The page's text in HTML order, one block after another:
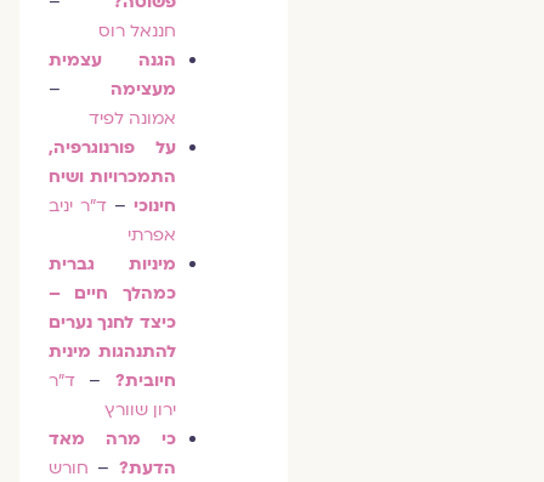
חננאל רוס
הגנה עצמית
מעצימה–
אמונה לפיד
על פורנוגרפיה,
התמכרויות ושיח
חינוכי–ד"ר יניב
אפרתי
מיניות גברית
כמהלך חיים –
כיצד לחנך נערים
להתנהגות מינית
חיובית?– ד"ר
ירון שוורץ
כי מרה מאד
הדעת?–חורש